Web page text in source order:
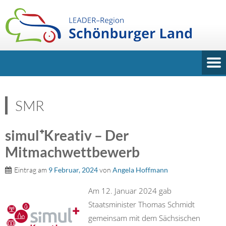
SMR
simul⁺Kreativ – Der
Mitmachwettbewerb
Eintrag am 9 Februar, 2024von Angela Hoffmann
Am 12. Januar 2024 gab
Staatsminister Thomas Schmidt
gemeinsam mit dem Sächsischen